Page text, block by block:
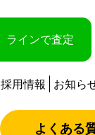
ラインで査定
採用情報 お知ら
よくある